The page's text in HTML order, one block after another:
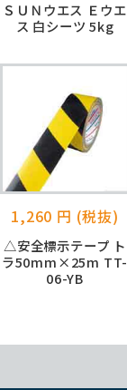
ＳＵＮウエス Ｅウエ
ス 白シーツ 5kg
1,260 円 (税抜)
△安全標示テープ ト
ラ50mm×25m TT-
06-YB